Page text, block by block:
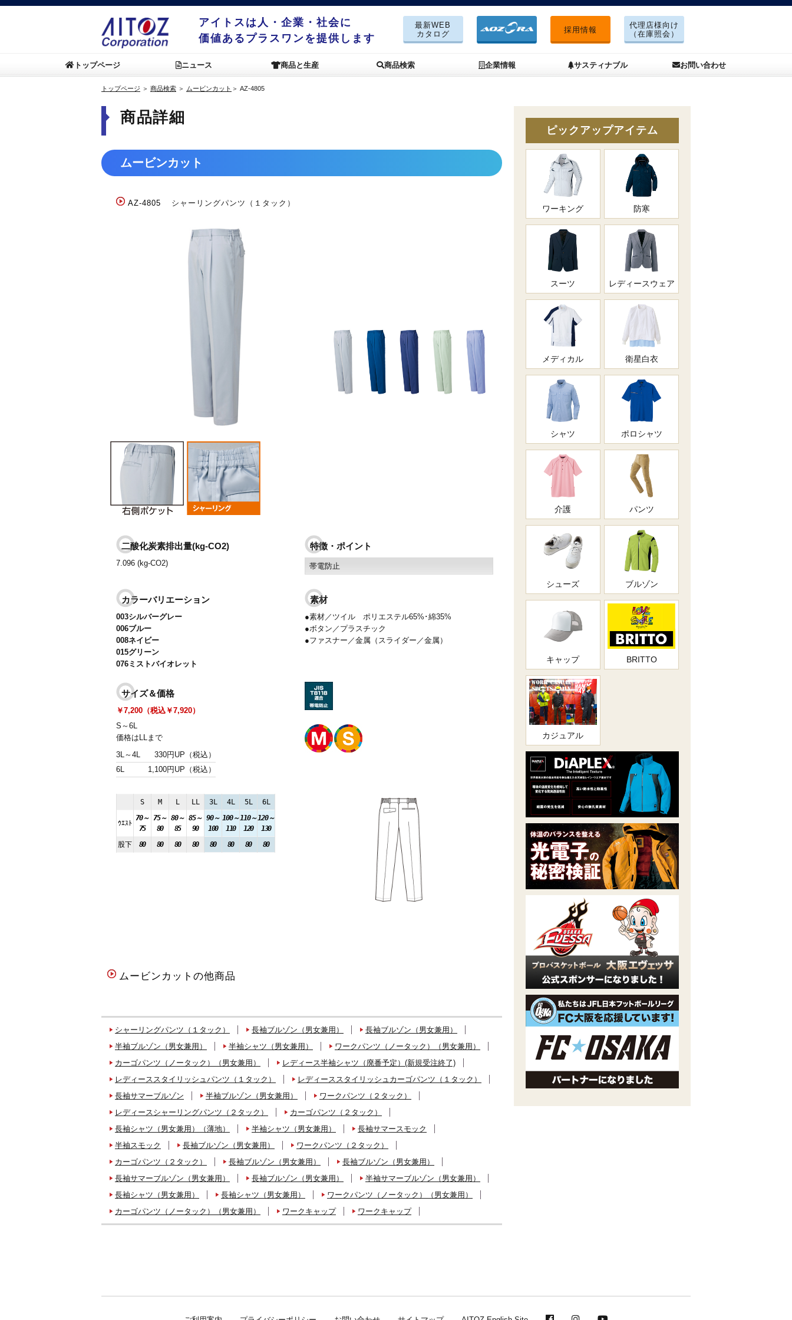
アイトスは人・企業・社会に
価値あるプラスワンを提供します
最新WEB
カタログ
採用情報
代理店様向け
（在庫照会）
トップページ ニュース 商品と生産 商品検索 企業情報 サスティナブル お問い合わせ
トップページ ＞ 商品検索 ＞ ムービンカット ＞ AZ-4805
商品詳細
ムービンカット
AZ-4805 シャーリングパンツ（１タック）
二酸化炭素排出量(kg-CO2)
7.096 (kg-CO2)
特徴・ポイント
帯電防止
カラーバリエーション
003シルバーグレー
006ブルー
008ネイビー
015グリーン
076ミストバイオレット
素材
●素材／ツイル ポリエステル65%･綿35%
●ボタン／プラスチック
●ファスナー／金属（スライダー／金属）
サイズ＆価格
￥7,200（税込￥7,920）
S～6L
価格はLLまで
3L～4L
330円UP（税込）
6L
1,100円UP（税込）
S M L LL 3L 4L 5L 6L
ｳｴｽﾄ
70～
75
75～
80
80～
85
85～
90
90～
100
100～
110
110～
120
120～
130
股下
80 80 80 80 80 80 80 80
ムービンカットの他商品
シャーリングパンツ（１タック） 長袖ブルゾン（男女兼用）
長袖ブルゾン（男女兼用）
半袖ブルゾン（男女兼用）
半袖シャツ（男女兼用）
ワークパンツ（ノータック）（男女兼用）
カーゴパンツ（ノータック）（男女兼用）
レディース半袖シャツ（廃番予定）(新規受注終了)
レディーススタイリッシュパンツ（１タック）
レディーススタイリッシュカーゴパンツ（１タック）
長袖サマーブルゾン
半袖ブルゾン（男女兼用）
ワークパンツ（２タック）
レディースシャーリングパンツ（２タック）
カーゴパンツ（２タック）
長袖シャツ（男女兼用）（薄地）
半袖シャツ（男女兼用）
長袖サマースモック
半袖スモック
長袖ブルゾン（男女兼用）
ワークパンツ（２タック）
カーゴパンツ（２タック）
長袖ブルゾン（男女兼用）
長袖ブルゾン（男女兼用）
長袖サマーブルゾン（男女兼用）
長袖ブルゾン（男女兼用）
半袖サマーブルゾン（男女兼用）
長袖シャツ（男女兼用）
長袖シャツ（男女兼用）
ワークパンツ（ノータック）（男女兼用）
カーゴパンツ（ノータック）（男女兼用）
ワークキャップ ワークキャップ
ピックアップアイテム
ワーキング 防寒
スーツ レディースウェア
メディカル 衛星白衣
シャツ ポロシャツ
介護 パンツ
シューズ ブルゾン
キャップ BRITTO
カジュアル